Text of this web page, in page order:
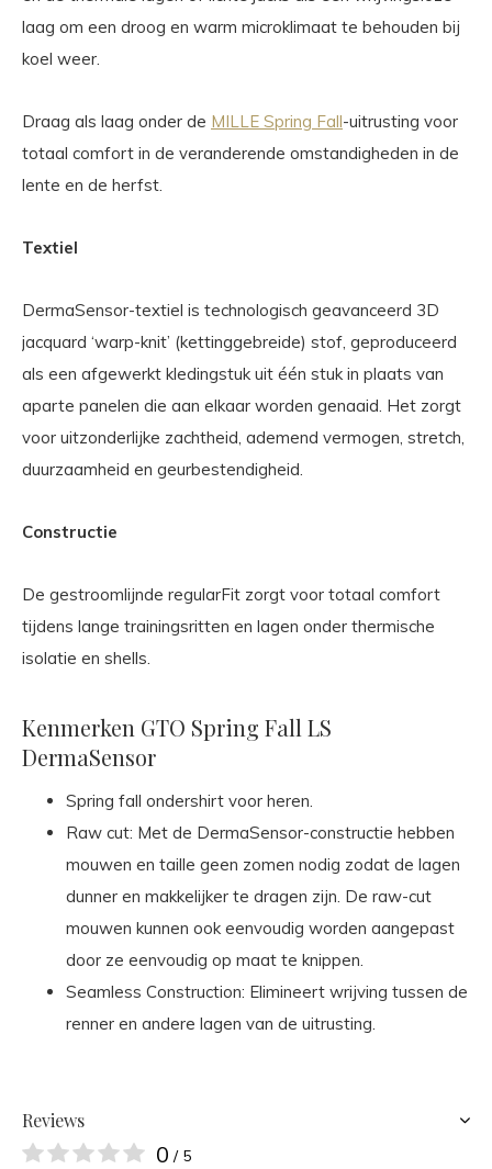
laag om een droog en warm microklimaat te behouden bij
koel weer.
Draag als laag onder de MILLE Spring Fall-uitrusting voor
totaal comfort in de veranderende omstandigheden in de
lente en de herfst.
Textiel
DermaSensor-textiel is technologisch geavanceerd 3D
jacquard ‘warp-knit’ (kettinggebreide) stof, geproduceerd
als een afgewerkt kledingstuk uit één stuk in plaats van
aparte panelen die aan elkaar worden genaaid. Het zorgt
voor uitzonderlijke zachtheid, ademend vermogen, stretch,
duurzaamheid en geurbestendigheid.
Constructie
De gestroomlijnde regularFit zorgt voor totaal comfort
tijdens lange trainingsritten en lagen onder thermische
isolatie en shells.
Kenmerken GTO Spring Fall LS
DermaSensor
Spring fall ondershirt voor heren.
Raw cut: Met de DermaSensor-constructie hebben
mouwen en taille geen zomen nodig zodat de lagen
dunner en makkelijker te dragen zijn. De raw-cut
mouwen kunnen ook eenvoudig worden aangepast
door ze eenvoudig op maat te knippen.
Seamless Construction: Elimineert wrijving tussen de
renner en andere lagen van de uitrusting.
Reviews
0 / 5